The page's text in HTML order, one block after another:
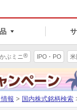
かぶミニ® IPO・PO
報 > 国内株式銘柄検索